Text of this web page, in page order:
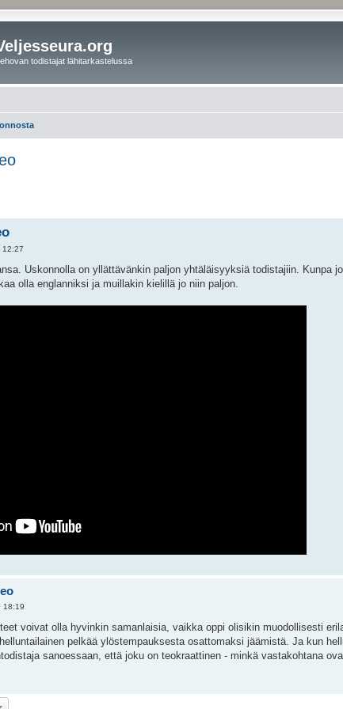
todistajat lähitarkastelussa
12:27
Uskonnolla on yllättävänkin paljon yhtäläisyyksiä todistajiin. Kunpa
olla englanniksi ja muillakin kielillä jo niin paljon.
18:19
voivat olla hyvinkin samanlaisia, vaikka oppi olisikin muodollisesti
pelkää ylöstempauksesta osattomaksi jäämistä. Ja kun
sanoessaan, että joku on teokraattinen - minkä vastakohtana